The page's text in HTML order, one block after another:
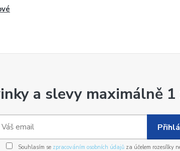
a slevy maximálně 1
Souhlasím se zpracováním osobních údajůza účelem rozesílky